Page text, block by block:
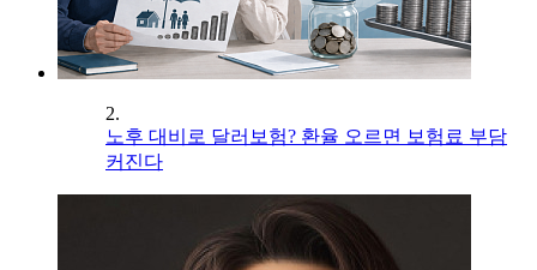
2.
노후 대비로 달러보험? 환율 오르면 보험료 부담
커진다